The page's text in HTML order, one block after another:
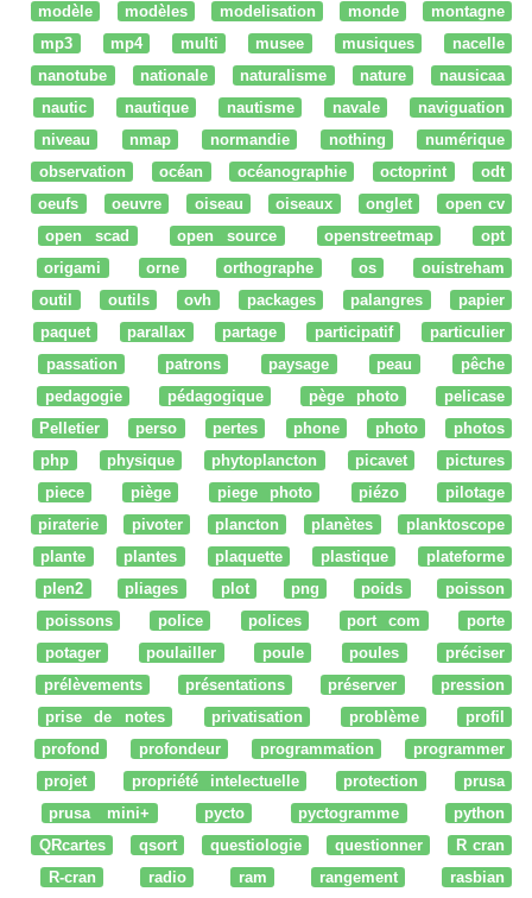
modèle
modèles modelisation monde
montagne
mp3
mp4 multi musee musiques
nacelle
nanotube
nationale naturalisme nature
nausicaa
nautic
nautique nautisme navale
naviguation
niveau
nmap normandie nothing
numérique
observation
océan océanographie octoprint
odt
oeufs
oeuvre oiseau oiseaux onglet
open cv
open scad
open source openstreetmap
opt
origami
orne orthographe os
ouistreham
outil
outils ovh packages palangres
papier
paquet
parallax partage participatif
particulier
passation
patrons paysage peau
pêche
pedagogie
pédagogique pège photo
pelicase
Pelletier
perso pertes phone photo
photos
php
physique phytoplancton picavet
pictures
piece
piège piege photo piézo
pilotage
piraterie
pivoter plancton planètes
planktoscope
plante
plantes plaquette plastique
plateforme
plen2
pliages plot png poids
poisson
poissons
police polices port com
porte
potager
poulailler poule poules
préciser
prélèvements
présentations préserver
pression
prise de notes
privatisation problème
profil
profond
profondeur programmation
programmer
projet
propriété intelectuelle protection
prusa
prusa mini+
pycto pyctogramme
python
QRcartes
qsort questiologie questionner
R cran
R-cran
radio ram rangement
rasbian